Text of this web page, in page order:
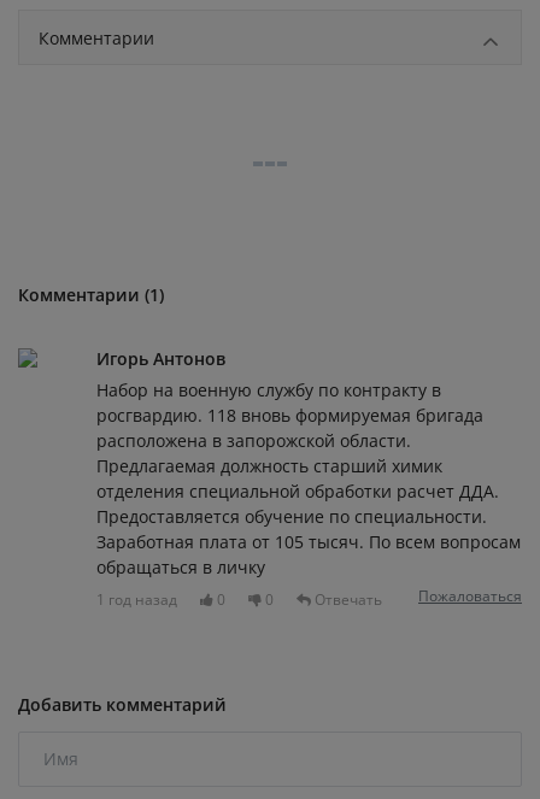
Комментарии
Комментарии (1)
Игорь Антонов
Набор на военную службу по контракту в
росгвардию. 118 вновь формируемая бригада
расположена в запорожской области.
Предлагаемая должность старший химик
отделения специальной обработки расчет ДДА.
Предоставляется обучение по специальности.
Заработная плата от 105 тысяч. По всем вопросам
обращаться в личку
1 год назад 0 0 Отвечать Пожаловаться
Добавить комментарий